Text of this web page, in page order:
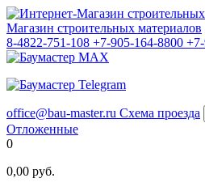
Магазин строительных материалов
8-4822-751-108 +7-905-164-8800
office@bau-master.ru Схема проезда
Отложенные
0
0,00 руб.